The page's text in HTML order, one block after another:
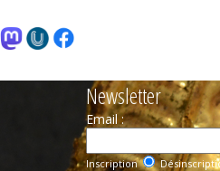
Newsletter
Email :
Inscription